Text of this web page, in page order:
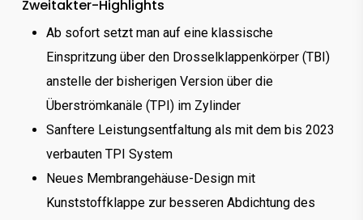
Zweitakter-Highlights
Ab sofort setzt man auf eine klassische
Einspritzung über den Drosselklappenkörper (TBI)
anstelle der bisherigen Version über die
Überströmkanäle (TPI) im Zylinder
Sanftere Leistungsentfaltung als mit dem bis 2023
verbauten TPI System
Neues Membrangehäuse-Design mit
Kunststoffklappe zur besseren Abdichtung des